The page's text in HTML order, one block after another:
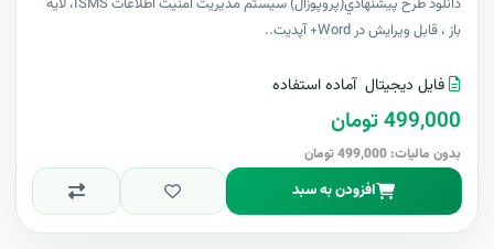
باز ، قابل ویرایش در Word+ آپدیت..
فایل دیجیتال آماده استفاده
499,000 تومان
بدون مالیات: 499,000 تومان
افزودن به سبد